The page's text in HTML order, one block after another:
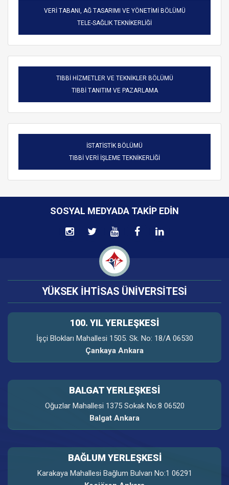
VERİ TABANI, AĞ TASARIMI VE YÖNETİMİ BÖLÜMÜ
TELE-SAĞLIK TEKNİKERLİĞİ
TIBBİ HİZMETLER VE TEKNİKLER BÖLÜMÜ
TIBBİ TANITIM VE PAZARLAMA
İSTATİSTİK BÖLÜMÜ
TIBBİ VERİ İŞLEME TEKNİKERLİĞİ
SOSYAL MEDYADA TAKIP EDIN
YÜKSEK İHTİSAS ÜNİVERSİTESİ
100. YIL YERLEŞKESI
İşçi Blokları Mahallesi 1505. Sk. No: 18/A 06530
Çankaya Ankara
BALGAT YERLEŞKESİ
Oğuzlar Mahallesi 1375 Sokak No:8 06520
Balgat Ankara
BAĞLUM YERLEŞKESİ
Karakaya Mahallesi Bağlum Bulvarı No:1 06291